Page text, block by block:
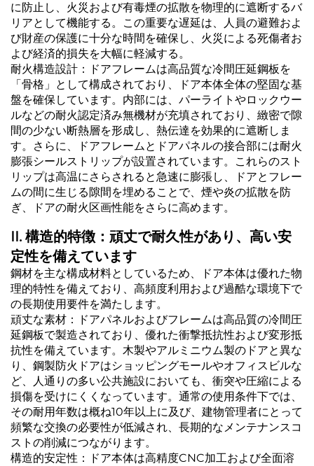
に防止し、火災および有毒煙の拡散を物理的に遮断するバ
リアとして機能する。この重要な遅延は、人員の避難およ
び財産の保護に十分な時間を確保し、火災による死傷者お
よび経済的損失を大幅に軽減する。
耐火構造設計：ドアフレームは高品質な冷間圧延鋼板を
「骨格」として構成されており、ドア本体全体の堅固な基
盤を確保しています。内部には、パーライトやロックウー
ルなどの耐火認定済み無機材が充填されており、緻密で隙
間の少ない断熱層を形成し、熱伝達を効果的に遮断しま
す。さらに、ドアフレームとドアパネルの接合部には耐火
膨張シールストリップが設置されています。これらのスト
リップは高温にさらされると急速に膨張し、ドアとフレー
ムの間に生じる隙間を埋めることで、煙や炎の拡散を防
ぎ、ドアの耐火区画性能をさらに高めます。
II. 構造的特徴：頑丈で耐久性があり、高い安
定性を備えています
鋼材を主な構成材料としているため、ドア本体は優れた物
理的特性を備えており、高頻度利用および過酷な環境下で
の長期使用要件を満たします。
頑丈な素材：ドアパネルおよびフレームは高品質の冷間圧
延鋼板で製造されており、優れた衝撃抵抗性および変形抵
抗性を備えています。木製やアルミニウム製のドアと異な
り、鋼製防火ドアはショッピングモールやオフィスビルな
ど、人通りの多い公共施設においても、衝突や圧縮による
損傷を受けにくくなっています。通常の使用条件下では、
その耐用年数は概ね10年以上に及び、建物管理者にとって
頻繁な交換の必要性が低減され、長期的なメンテナンスコ
ストの削減につながります。
構造的安定性：ドア本体は高精度CNC加工および全面溶